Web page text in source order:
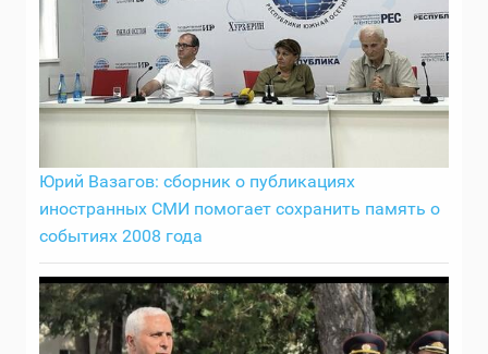
Юрий Вазагов: сборник о публикациях
иностранных СМИ помогает сохранить память о
событиях 2008 года